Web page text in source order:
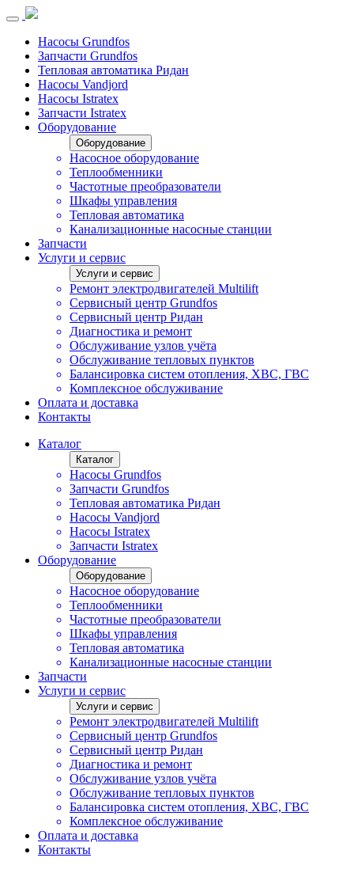
Насосы Grundfos
Запчасти Grundfos
Тепловая автоматика Ридан
Насосы Vandjord
Насосы Istratex
Запчасти Istratex
Оборудование
Оборудование
Насосное оборудование
Теплообменники
Частотные преобразователи
Шкафы управления
Тепловая автоматика
Канализационные насосные станции
Запчасти
Услуги и сервис
Услуги и сервис
Ремонт электродвигателей Multilift
Сервисный центр Grundfos
Сервисный центр Ридан
Диагностика и ремонт
Обслуживание узлов учёта
Обслуживание тепловых пунктов
Балансировка систем отопления, ХВС, ГВС
Комплексное обслуживание
Оплата и доставка
Контакты
Каталог
Каталог
Насосы Grundfos
Запчасти Grundfos
Тепловая автоматика Ридан
Насосы Vandjord
Насосы Istratex
Запчасти Istratex
Оборудование
Оборудование
Насосное оборудование
Теплообменники
Частотные преобразователи
Шкафы управления
Тепловая автоматика
Канализационные насосные станции
Запчасти
Услуги и сервис
Услуги и сервис
Ремонт электродвигателей Multilift
Сервисный центр Grundfos
Сервисный центр Ридан
Диагностика и ремонт
Обслуживание узлов учёта
Обслуживание тепловых пунктов
Балансировка систем отопления, ХВС, ГВС
Комплексное обслуживание
Оплата и доставка
Контакты